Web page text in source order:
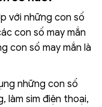
với những con số
con số may mắn
con số may mắn là
những con số
làm sim điện thoại,